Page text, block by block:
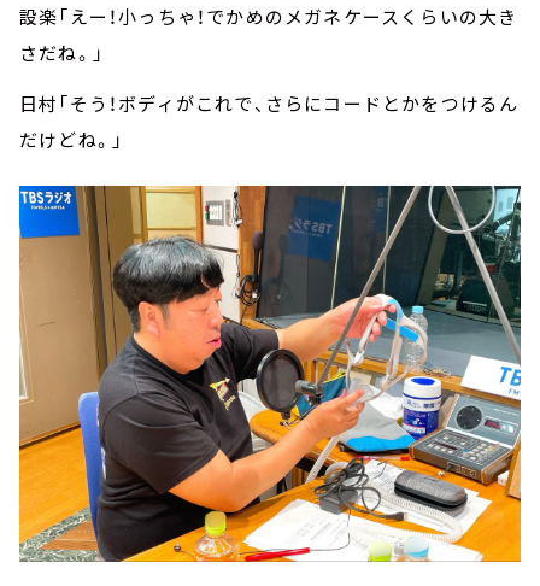
設楽「えー！小っちゃ！でかめのメガネケースくらいの大き
さだね。」
日村「そう！ボディがこれで、さらにコードとかをつけるん
だけどね。」